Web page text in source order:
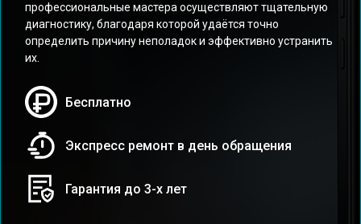
профессиональные мастера осуществляют тщательную
диагностику, благодаря которой удаётся точно
определить причину неполадок и эффективно устранить
их.
Бесплатно
Экспресс ремонт в день обращения
Гарантия до 3-х лет